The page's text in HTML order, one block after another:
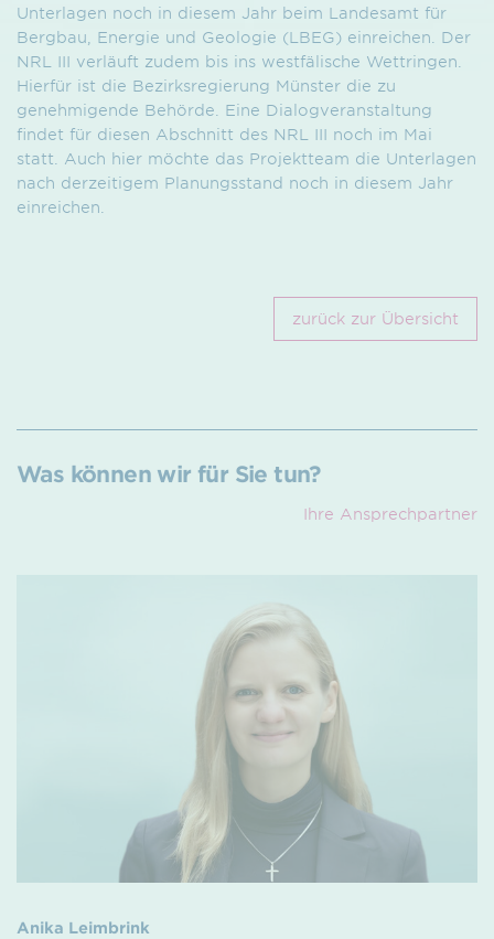
Unterlagen noch in diesem Jahr beim Landesamt für
Bergbau, Energie und Geologie (LBEG) einreichen. Der
NRL III verläuft zudem bis ins westfälische Wettringen.
Hierfür ist die Bezirksregierung Münster die zu
genehmigende Behörde. Eine Dialogveranstaltung
findet für diesen Abschnitt des NRL III noch im Mai
statt. Auch hier möchte das Projekt­team die Unterlagen
nach derzeitigem Planungsstand noch in diesem Jahr
einreichen.
zurück zur Übersicht
Was können wir für Sie tun?
Ihre Ansprech­partner
Anika Leimbrink